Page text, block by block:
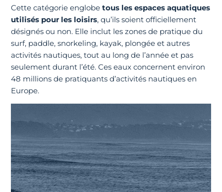
Cette catégorie englobe tous les espaces aquatiques
utilisés pour les loisirs, qu’ils soient officiellement
désignés ou non. Elle inclut les zones de pratique du
surf, paddle, snorkeling, kayak, plongée et autres
activités nautiques, tout au long de l’année et pas
seulement durant l’été. Ces eaux concernent environ
48 millions de pratiquants d’activités nautiques en
Europe.